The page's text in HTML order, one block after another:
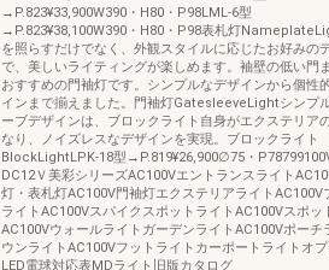
→P.823¥33,900W390・H80・P98LML-6型
→P.823¥38,100W390・H80・P98表札灯
を照らすだけでなく、外観スタイルに応じたお好みの
で、美しいライティングが楽しめます。袖壁の低い門
おすすめの門袖灯です。シンプルなデザインから個性
インまで揃えました。門袖灯GatesleeveLightシンプ
ーブデザインは、ブロックライト自身がエクステリア
なり、ノイズレスなデザインを実現。ブロックライト
BlockLightLPK-18型→P.819¥26,900∅75・
DC12Ｖ美彩シリーズAC100Vエントランスライト
灯・表札灯AC100V門袖灯エクステリアライトAC100V
ライトAC100VスパイクスポットライトAC100Vスポッ
AC100VウォールライトガーデンライトAC100Vポーチ
ウンライトAC100Vフットライトカーポートライトオ
LED電球対応表MDライト旧版カタログ